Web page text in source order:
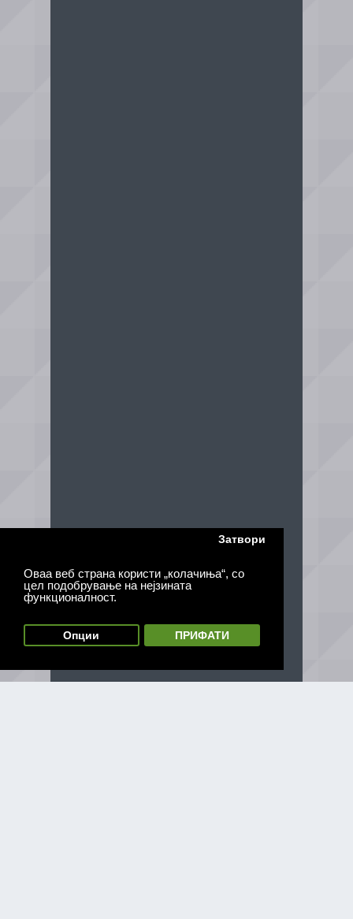
Оваа веб страна користи „колачиња“, со
цел подобрување на нејзината
функционалност.
Затвори
Опции ПРИФАТИ